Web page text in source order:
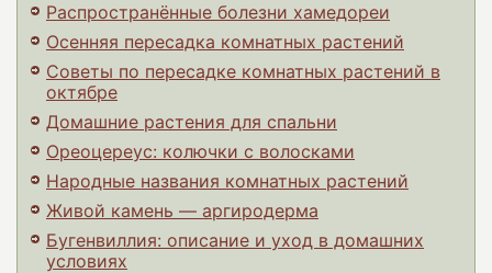
Распространённые болезни хамедореи
Осенняя пересадка комнатных растений
Советы по пересадке комнатных растений в
октябре
Домашние растения для спальни
Ореоцереус: колючки с волосками
Народные названия комнатных растений
Живой камень — аргиродерма
Бугенвиллия: описание и уход в домашних
условиях